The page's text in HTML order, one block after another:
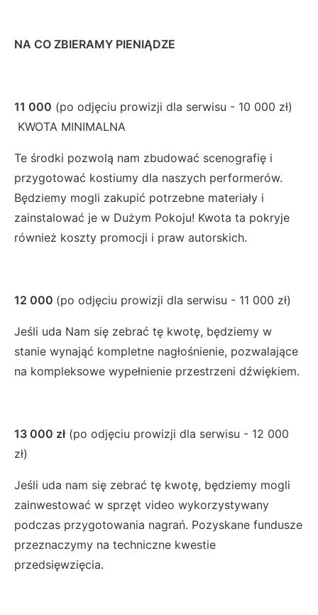
NA CO ZBIERAMY PIENIĄDZE
11 000 (po odjęciu prowizji dla serwisu - 10 000 zł)
KWOTA MINIMALNA
Te środki pozwolą nam zbudować scenografię i
przygotować kostiumy dla naszych performerów.
Będziemy mogli zakupić potrzebne materiały i
zainstalować je w Dużym Pokoju! Kwota ta pokryje
również koszty promocji i praw autorskich.
12 000 (po odjęciu prowizji dla serwisu - 11 000 zł)
Jeśli uda Nam się zebrać tę kwotę, będziemy w
stanie wynająć kompletne nagłośnienie, pozwalające
na kompleksowe wypełnienie przestrzeni dźwiękiem.
13 000 zł(po odjęciu prowizji dla serwisu - 12 000
zł)
Jeśli uda nam się zebrać tę kwotę, będziemy mogli
zainwestować w sprzęt video wykorzystywany
podczas przygotowania nagrań. Pozyskane fundusze
przeznaczymy na techniczne kwestie
przedsięwzięcia.